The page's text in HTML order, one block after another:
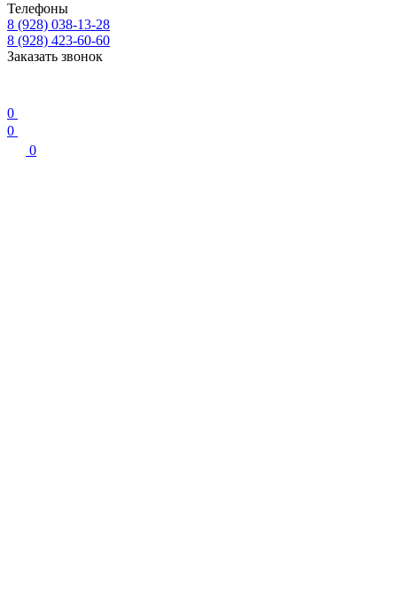
Телефоны
8 (928) 038-13-28
8 (928) 423-60-60
Заказать звонок
0
0
0